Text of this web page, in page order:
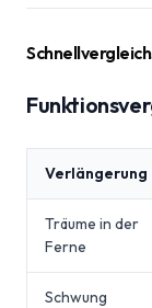
Verlängerung
Träume in der
Ferne
Schwung